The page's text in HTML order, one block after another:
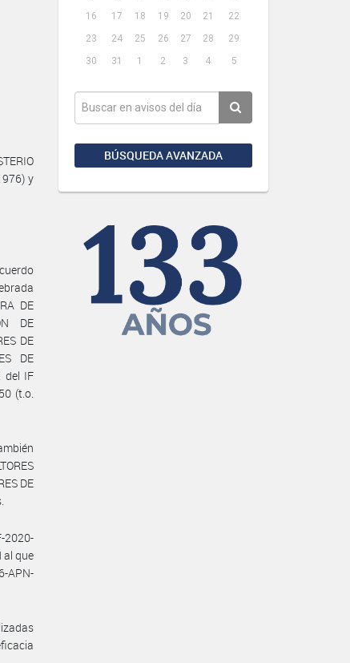
16
17 18 19 20 21
22
23
24 25 26 27 28
29
30
31 1 2 3 4 5
BÚSQUEDA AVANZADA
y
DE
DE
DE
DE
del IF
(t.o.
DE
2020-
al que
APN-